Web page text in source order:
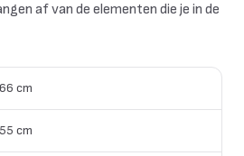
af van de elementen die je in de
66 cm
55 cm